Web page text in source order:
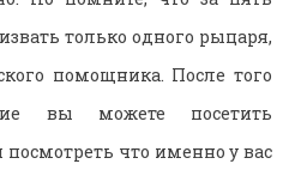
только одного рыцаря,
помощника. После того
вы можете посетить
что именно у вас